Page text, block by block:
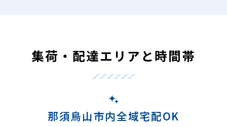
集荷・配達エリアと時間帯
那須烏山市内全域宅配OK